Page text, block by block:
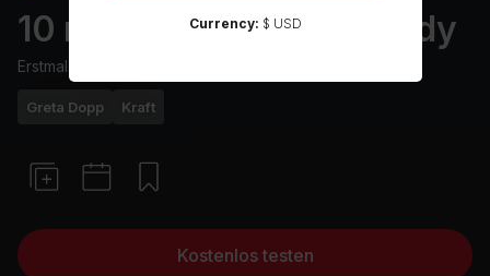
10 min Pilates: Lower Body
Erstmals ausgestrahlt am
Greta Dopp Kraft
Kostenlos testen
Currency: $ USD